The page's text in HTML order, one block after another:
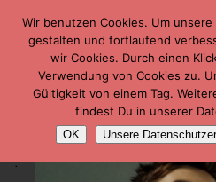
Wir benutzen Cookies. Um
gestalten und fortlaufend
wir Cookies. Durch einen
Verwendung von Cookies zu.
Gültigkeit von einem Tag.
findest Du in unserer
OK Unsere